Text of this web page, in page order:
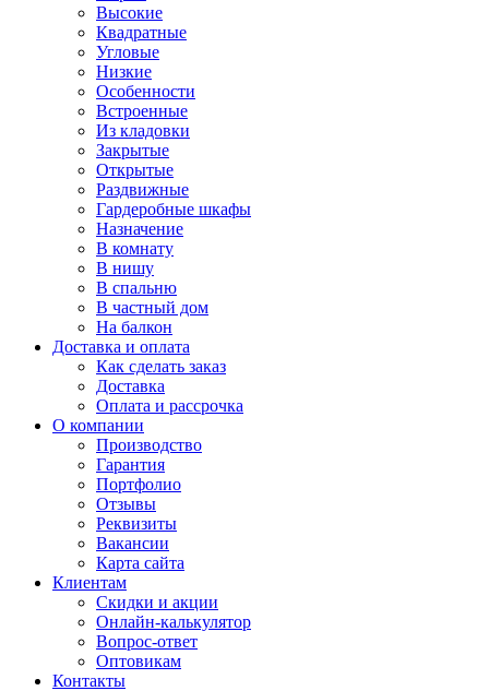
Высокие
Квадратные
Угловые
Низкие
Особенности
Встроенные
Из кладовки
Закрытые
Открытые
Раздвижные
Гардеробные шкафы
Назначение
В комнату
В нишу
В спальню
В частный дом
На балкон
Доставка и оплата
Как сделать заказ
Доставка
Оплата и рассрочка
О компании
Производство
Гарантия
Портфолио
Отзывы
Реквизиты
Вакансии
Карта сайта
Клиентам
Скидки и акции
Онлайн-калькулятор
Вопрос-ответ
Оптовикам
Контакты